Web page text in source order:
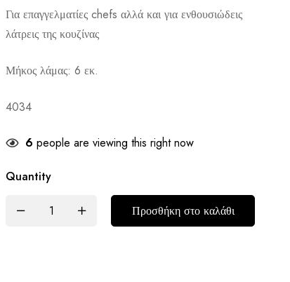
Για επαγγελματίες chefs αλλά και για ενθουσιώδεις
λάτρεις της κουζίνας
Μήκος λάμας: 6 εκ.
4034
6 people are viewing this right now
Quantity
Προσθήκη στο καλάθι